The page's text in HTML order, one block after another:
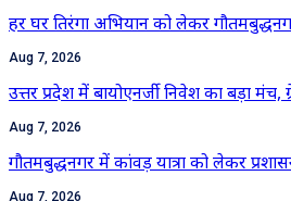
हर घर तिरंगा अभियान को लेकर
Aug 7, 2026
उत्तर प्रदेश में बायोएनर्जी निवेश का बड़ा मंच,
Aug 7, 2026
गौतमबुद्धनगर में कांवड़ यात्रा को लेकर
Aug 7, 2026